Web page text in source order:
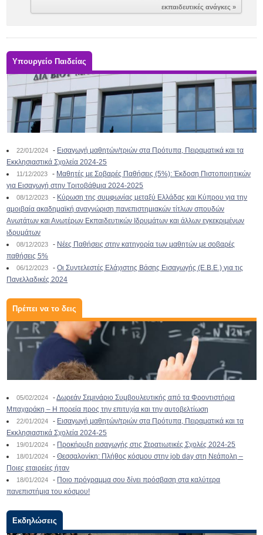
εκπαιδευτικές ανάγκες »
Υπουργείο Παιδείας
22/01/2024 - Εισαγωγή μαθητών/τριών στα Πρότυπα, Πειραματικά και τα
Εκκλησιαστικά Σχολεία 2024-25
11/12/2023 - Μαθητές με Σοβαρές Παθήσεις (5%): Έκδοση Πιστοποιητικών
για Εισαγωγή στην Τριτοβάθμια 2024-2025
08/12/2023 - Κύρωση της συμφωνίας μεταξύ Ελλάδας και Κύπρου για την
αμοιβαία ακαδημαϊκή αναγνώριση πανεπιστημιακών τίτλων σπουδών
Ανωτάτων και Ανωτέρων Εκπαιδευτικών Ιδρυμάτων και άλλων εγκεκριμένων
ιδρυμάτων
08/12/2023 - Νέες Παθήσεις στην κατηγορία των μαθητών με σοβαρές
παθήσεις 5%
06/12/2023 -Οι Συντελεστές Ελάχιστης Βάσης Εισαγωγής (Ε.Β.Ε.) για τις
Πανελλαδικές 2024
Πρέπει να το δεις
05/02/2024 -Δωρεάν Σεμινάριο Συμβουλευτικής από τα Φροντιστήρια
Μπαχαράκη – Η πορεία προς την επιτυχία και την αυτοβελτίωση
22/01/2024 - Εισαγωγή μαθητών/τριών στα Πρότυπα, Πειραματικά και τα
Εκκλησιαστικά Σχολεία 2024-25
19/01/2024 - Προκήρυξη εισαγωγής στις Στρατιωτικές Σχολές 2024-25
18/01/2024 -Θεσσαλονίκη: Πλήθος κόσμου στην job day στη Νεάπολη –
Ποιες εταιρείες ήταν
18/01/2024 - Ποιο πρόγραμμα σου δίνει πρόσβαση στα καλύτερα
πανεπιστήμια του κόσμου!
Εκδηλώσεις